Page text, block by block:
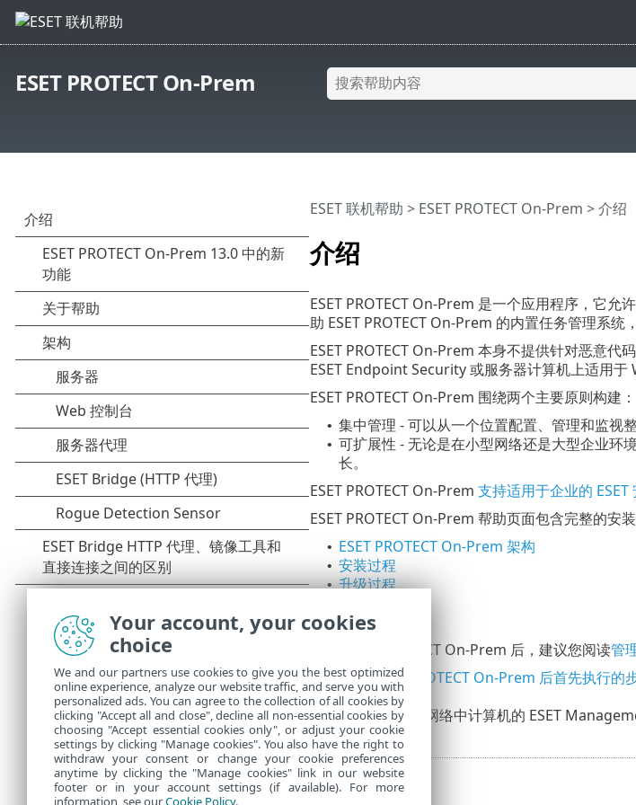
ESET PROTECT On-Prem
介绍
ESET 联机帮助 > ESET PROTECT On-Prem >介绍
ESET PROTECT On-Prem 是一个应用程序，它
助 ESET PROTECT On-Prem 的内置任务管理系统
ESET PROTECT On-Prem 本身不提供针对恶意代
ESET Endpoint Security 或服务器计算机上适用于
ESET PROTECT On-Prem 围绕两个主要原则构建：
• 集中管理 - 可以从一个位置配置、管理和监视整
• 可扩展性 - 无论是在小型网络还是大型企业环
长。
ESET PROTECT On-Prem 支持适用于企业的 ESET
ESET PROTECT On-Prem 帮助页面包含完整的安
• ESET PROTECT On-Prem 架构
• 安装过程
• 升级过程
• 卸载过程
安装 ESET PROTECT On-Prem 后，建议您阅读管
• 安装 ESET PROTECT On-Prem 后首先执行的
• 订阅管理
• 用于开始管理网络中计算机的 ESET
Your account, your cookies
choice
We and our partners use cookies to give you the best optimized
online experience, analyze our website traffic, and serve you with
personalized ads. You can agree to the collection of all cookies by
clicking "Accept all and close", decline all non-essential cookies by
choosing "Accept essential cookies only", or adjust your cookie
settings by clicking "Manage cookies". You also have the right to
withdraw your consent or change your cookie preferences
anytime by clicking the "Manage cookies" link in our website
footer or in your account settings (if available). For more
information, see ourCookie Policy.